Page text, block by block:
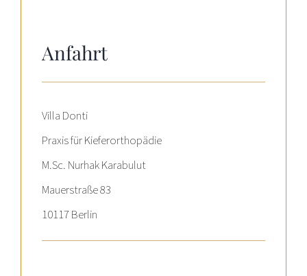
Anfahrt
Villa Donti
Praxis für Kieferorthopädie
M.Sc. Nurhak Karabulut
Mauerstraße 83
10117 Berlin